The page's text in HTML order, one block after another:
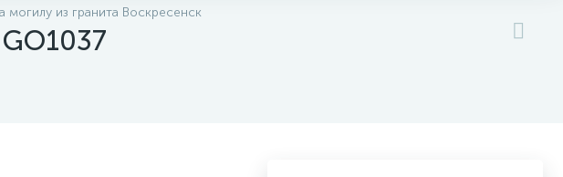
могилу из гранита Воскресенск